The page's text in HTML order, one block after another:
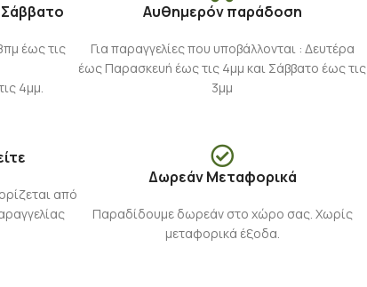
έως τις
4μμ.
Αυθημερόν παράδοση
Για παραγγελίες που υποβάλλονται : Δευτέρα
έως Παρασκευή έως τις 4μμ και Σάββατο έως τις
3μμ
από
Δωρεάν Μεταφορικά
Παραδίδουμε δωρεάν στο χώρο σας. Χωρίς
μεταφορικά έξοδα.